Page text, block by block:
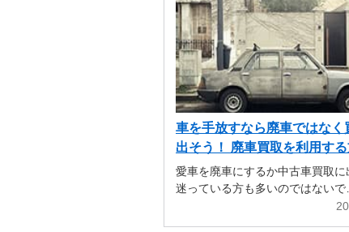
車を手放すなら廃車ではなく
出そう！ 廃車買取を利用す
解説
愛車を廃車にするか中古車買取に
迷っている方も多いのではないで